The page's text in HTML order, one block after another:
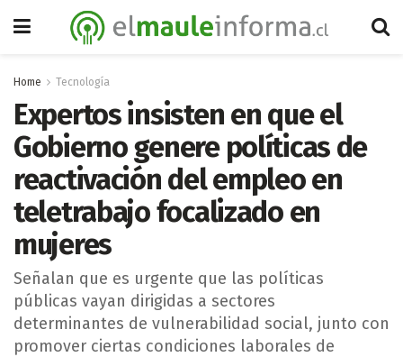
Home Tecnología
Expertos insisten en que el
Gobierno genere políticas de
reactivación del empleo en
teletrabajo focalizado en
mujeres
Señalan que es urgente que las políticas
públicas vayan dirigidas a sectores
determinantes de vulnerabilidad social, junto con
promover ciertas condiciones laborales de